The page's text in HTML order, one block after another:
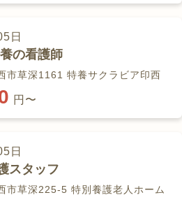
日
の看護師
市草深1161 特養サクラビア印西
円〜
日
スタッフ
市草深225-5 特別養護老人ホーム